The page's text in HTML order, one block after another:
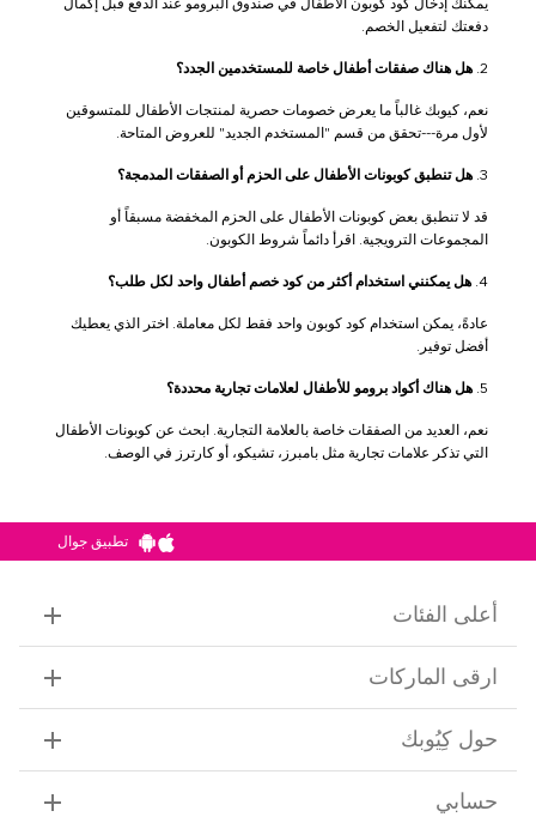
يمكنك إدخال كود كوبون الأطفال في صندوق البرومو عند الدفع قبل إكمال
دفعتك لتفعيل الخصم.
2. هل هناك صفقات أطفال خاصة للمستخدمين الجدد؟
نعم، كيوبك غالباً ما يعرض خصومات حصرية لمنتجات الأطفال للمتسوقين
لأول مرة---تحقق من قسم "المستخدم الجديد" للعروض المتاحة.
3. هل تنطبق كوبونات الأطفال على الحزم أو الصفقات المدمجة؟
قد لا تنطبق بعض كوبونات الأطفال على الحزم المخفضة مسبقاً أو
المجموعات الترويجية. اقرأ دائماً شروط الكوبون.
4. هل يمكنني استخدام أكثر من كود خصم أطفال واحد لكل طلب؟
عادةً، يمكن استخدام كود كوبون واحد فقط لكل معاملة. اختر الذي يعطيك
أفضل توفير.
5. هل هناك أكواد برومو للأطفال لعلامات تجارية محددة؟
نعم، العديد من الصفقات خاصة بالعلامة التجارية. ابحث عن كوبونات الأطفال
التي تذكر علامات تجارية مثل بامبرز، تشيكو، أو كارترز في الوصف.
تطبيق جوال
أعلى الفئات
ارقى الماركات
حول كِيُوبك
حسابي